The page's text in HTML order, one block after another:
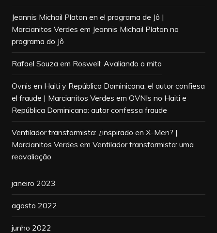
Jeannis Michail Platon en el programa de Jô |
Marcianitos Verdes em Jeannis Michail Platon no
programa do Jô
Rafael Souza em Roswell: Avaliando o mito
Ovnis en Haití y República Dominicana: el autor confiesa
el fraude | Marcianitos Verdes em OVNIs no Haiti e
República Dominicana: autor confessa fraude
Ventilador transformista: ¿inspirado en X-Men? |
Marcianitos Verdes em Ventilador transformista: uma
reavaliação
janeiro 2023
agosto 2022
junho 2022